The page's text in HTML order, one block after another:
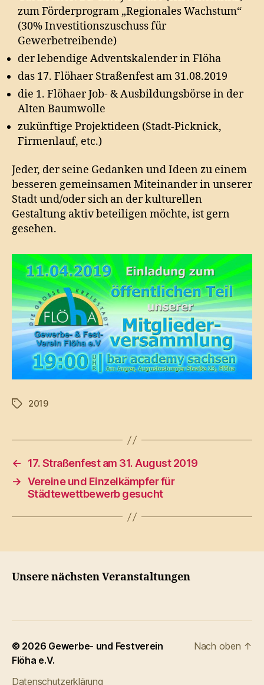
zum Förderprogram „Regionales Wachstum“
(30% Investitionszuschuss für
Gewerbetreibende)
der lebendige Adventskalender in Flöha
das 17. Flöhaer Straßenfest am 31.08.2019
die 1. Flöhaer Job- & Ausbildungsbörse in der
Alten Baumwolle
zukünftige Projektideen (Stadt-Picknick,
Firmenlauf, etc.)
Jeder, der seine Gedanken und Ideen zu einem
besseren gemeinsamen Miteinander in unserer
Stadt und/oder sich an der kulturellen
Gestaltung aktiv beteiligen möchte, ist gern
gesehen.
Schlagwörter
2019
←
17. Straßenfest am 31. August 2019
→ Vereine und Einzelkämpfer für
Städtewettbewerb gesucht
Unsere nächsten Veranstaltungen
© 2026 Gewerbe- und Festverein
Flöha e.V.
Datenschutzerklärung
Nach oben ↑